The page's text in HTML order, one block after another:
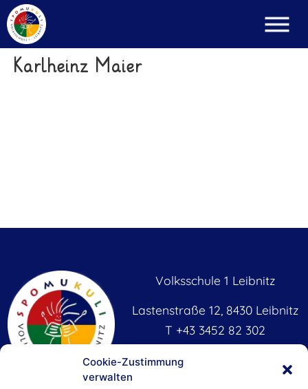
Cookie-Zustimmung
verwalten
Karlheinz Maier
Volksschule 1 Leibnitz
Lastenstraße 12, 8430 Leibnitz
T +43 3452 82 302
vs.leibnitz1@vs-leibnitz.at